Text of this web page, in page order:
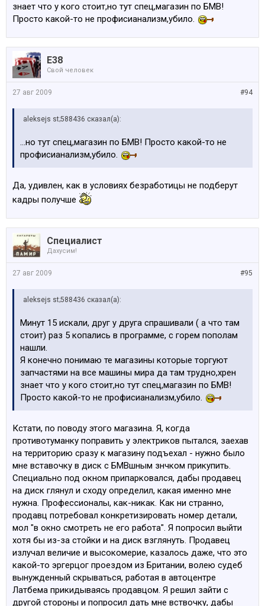
знает что у кого стоит,но тут спец,магазин по БМВ!
Просто какой-то не профисианализм,убило.
E38
Свой человек
#94
27 авг 2009
aleksejs st;588436 сказал(а):
...но тут спец,магазин по БМВ! Просто какой-то не
профисианализм,убило.
Да, удивлен, как в условиях безработицы не подберут
кадры получше
Специалист
Дахусим!
#95
27 авг 2009
aleksejs st;588436 сказал(а):
Минут 15 искали, друг у друга спрашивали ( а что там
стоит) раз 5 копались в программе, с горем пополам
нашли.
Я конечно понимаю те магазины которые торгуют
запчастями на все машины мира да там трудно,хрен
знает что у кого стоит,но тут спец,магазин по БМВ!
Просто какой-то не профисианализм,убило.
Кстати, по поводу этого магазина. Я, когда
противотуманку поправить у электриков пытался, заехав
на территорию сразу к магазину подъехал - нужно было
мне вставочку в диск с БМВшным знчком прикупить.
Специально под окном припарковался, дабы продавец
на диск глянул и сходу определил, какая именно мне
нужна. Профессионалы, как-никак. Как ни странно,
продавц потребовал конкретизировать номер детали,
мол "в окно смотреть не его работа". Я попросил выйти
хотя бы из-за стойки и на диск взглянуть. Продавец
излучал величие и высокомерие, казалось даже, что это
какой-то эргерцог проездом из Британии, волею судеб
вынужденный скрываться, работая в автоцентре
Латбема прикидываясь продавцом. Я решил зайти с
другой стороны и попросил дать мне вствочку, дабы